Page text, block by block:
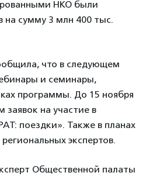
НКО были
на сумму 3 млн 400 тыс.
что в следующем
и семинары,
программы. До 15 ноября
заявок на участие в
поездки». Также в планах
экспертов.
Общественной палаты